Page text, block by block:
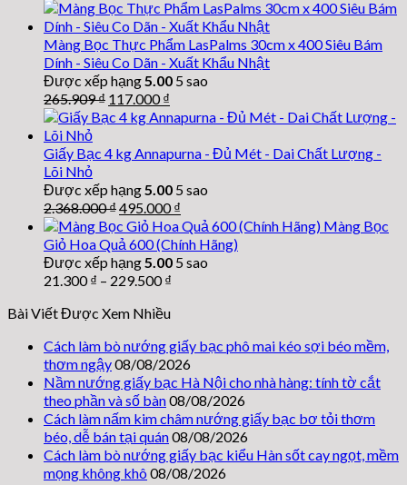
bán
quán
mềm
không
thơm
cho
sản
Màng Bọc Thực Phẩm LasPalms 30cm x 400 Siêu Bám
Dính - Siêu Co Dãn - Xuất Khẩu Nhật
Được xếp hạng5.00 5 sao
265.909₫ Giá
gốc
265.909 ₫.
117.000₫
hiện
là:
Giấy Bạc 4 kg Annapurna - Đủ Mét - Dai Chất Lượng -
Lõi Nhỏ
Được xếp hạng5.00 5 sao
2.368.000₫Giá
gốc
là:
2.368.000 ₫.
495.000₫
hiện
tại
là:
Màng Bọc
Giỏ Hoa Quả 600 (Chính Hãng)
Được xếp hạng5.00 5 sao
21.300₫ – 229.500₫
Bài Viết Được Xem Nhiều
Cách làm bò nướng giấy bạc phô mai kéo sợi béo mềm,
thơm ngậy08/08/2026
Nầm nướng giấy bạc Hà Nội cho nhà hàng: tính tờ cắt
theo phần và số bàn08/08/2026
Cách làm nấm kim châm nướng giấy bạc bơ tỏi thơm
béo, dễ bán tại quán08/08/2026
Cách làm bò nướng giấy bạc kiểu Hàn sốt cay ngọt, mềm
mọng không khô 08/08/2026